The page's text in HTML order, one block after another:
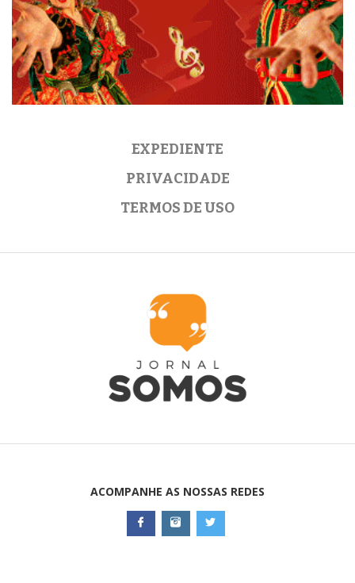
EXPEDIENTE
PRIVACIDADE
TERMOS DE USO
ACOMPANHE AS NOSSAS REDES